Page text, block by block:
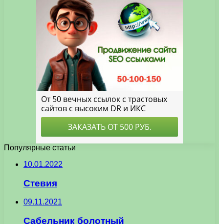
Популярные статьи
10.01.2022
Стевия
09.11.2021
Сабельник болотный